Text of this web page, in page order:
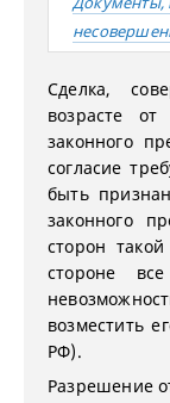
Сделка,
возрасте
законного
согласие
быть
законного
сторон
стороне
возместить
РФ).
Разрешение